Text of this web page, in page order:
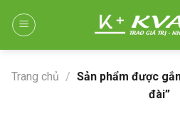
Trang chủ / Sản phẩm được
đài”